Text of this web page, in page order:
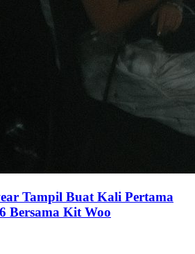
Tampil Buat Kali Pertama
Bersama Kit Woo